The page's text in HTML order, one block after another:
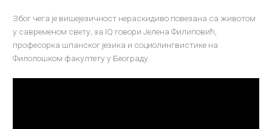
Због чега је вишејезичност нераскидиво повезана са животом
у савременом свету, за IQ говори Јелена Филиповић,
професорка шпанског језика и социолингвистике на
Филолошком факултету у Београду.